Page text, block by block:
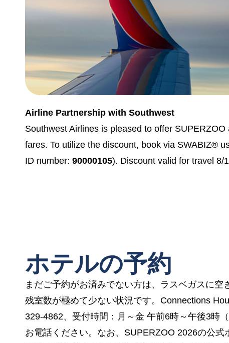
Airline Partnership with Southwest
Southwest Airlines is pleased to offer
fares. To utilize the discount, book via SWABIZ®
ID number: 90000105). Discount valid for travel 8/
ホテルの予約
まだご予約がお済みでない方は、ラスベガスに空
残室数が極めて少ない状況です。Connections
329-4862、受付時間：月～金 午前6時～午後3時
お電話ください。なお、SUPERZOO 2026の公式